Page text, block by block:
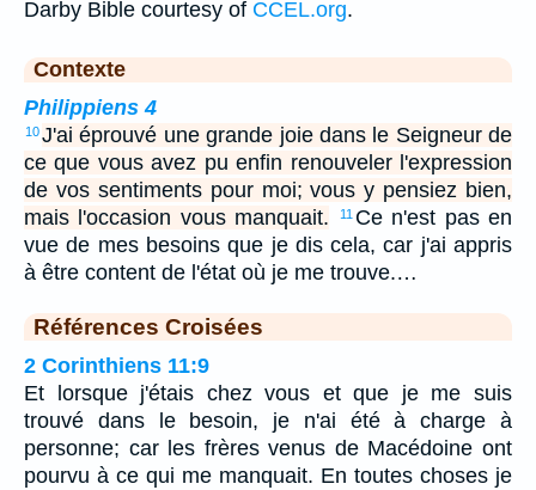
Darby Bible courtesy of CCEL.org.
Contexte
Philippiens 4
10J'ai éprouvé une grande joie dans le Seigneur de
ce que vous avez pu enfin renouveler l'expression
de vos sentiments pour moi; vous y pensiez bien,
mais l'occasion vous manquait.
11 Ce n'est pas en
vue de mes besoins que je dis cela, car j'ai appris
à être content de l'état où je me trouve.…
Références Croisées
2 Corinthiens 11:9
Et lorsque j'étais chez vous et que je me suis
trouvé dans le besoin, je n'ai été à charge à
personne; car les frères venus de Macédoine ont
pourvu à ce qui me manquait. En toutes choses je